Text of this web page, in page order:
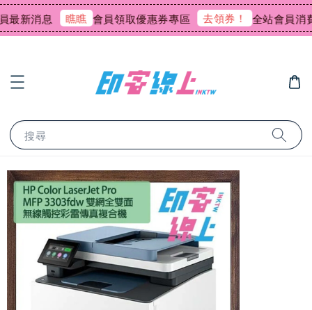
消息 瞧瞧 會員領取優惠券專區 去領券！ 全站會員消費回
搜尋